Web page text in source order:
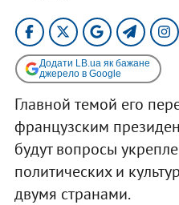
Додати LB.ua як бажане
джерело в Google
Главной темой его
французским
будут вопросы
политических и
двумя странами.